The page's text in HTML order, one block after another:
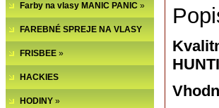
Farby na vlasy MANIC PANIC »
FAREBNÉ SPREJE NA VLASY
FRISBEE »
HACKIES
HODINY »